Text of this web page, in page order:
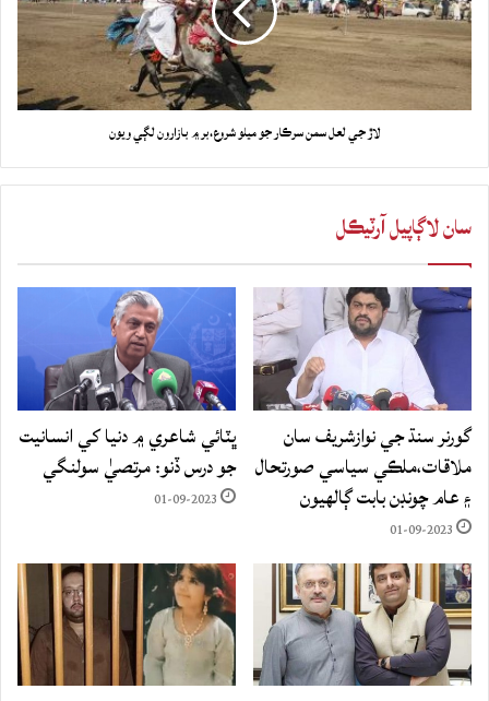
لاڙ جي لعل سمن سرڪار جو ميلو شروع،بر ۾ بازارون لڳي ويون
سان لاڳاپيل آرٽيڪل
گورنر سنڌ جي نوازشريف سان
ملاقات،ملڪي سياسي صورتحال
۽ عام چونڊن بابت ڳالهيون
01-09-2023
ڀٽائي شاعري ۾ دنيا کي انسانيت
جو درس ڏنو: مرتصيٰ سولنگي
01-09-2023